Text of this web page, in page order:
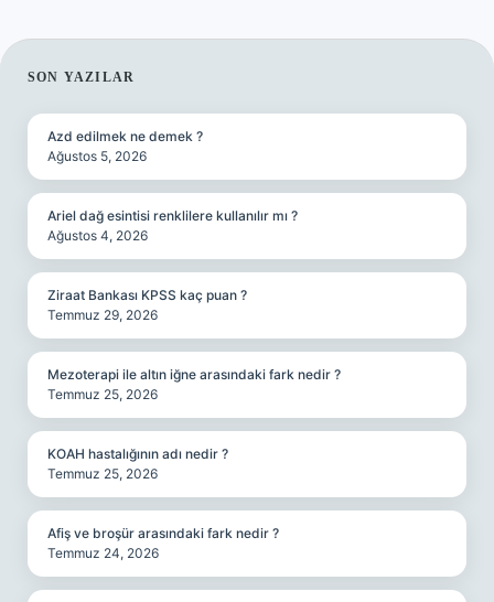
SIDEBAR
SON YAZILAR
Azd edilmek ne demek ?
Ağustos 5, 2026
Ariel dağ esintisi renklilere kullanılır mı ?
Ağustos 4, 2026
Ziraat Bankası KPSS kaç puan ?
Temmuz 29, 2026
Mezoterapi ile altın iğne arasındaki fark nedir ?
Temmuz 25, 2026
KOAH hastalığının adı nedir ?
Temmuz 25, 2026
Afiş ve broşür arasındaki fark nedir ?
Temmuz 24, 2026